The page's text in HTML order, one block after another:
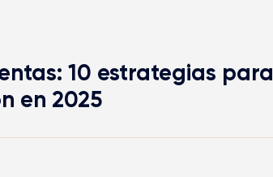
10 estrategias para
en 2025